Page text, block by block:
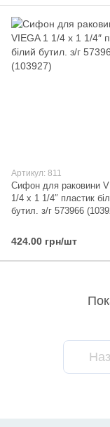
Артикул: 811
Сифон для раковини
1/4 x 1 1/4″ пластик
бутил. з/г 573966
424.00 грн/шт